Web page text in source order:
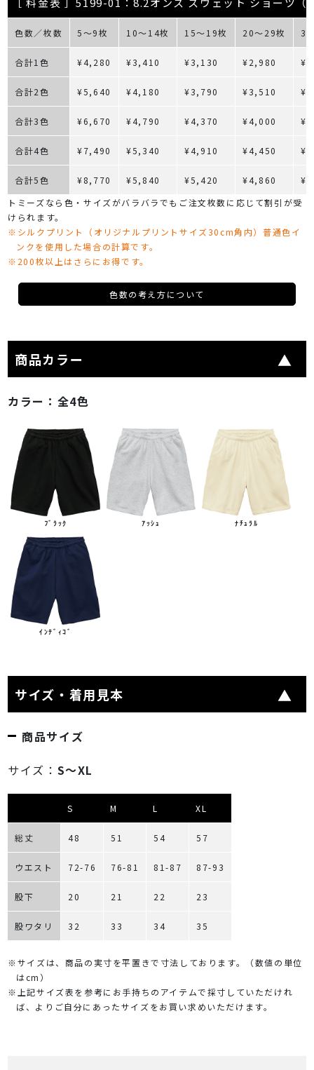
色数／枚数 5～9枚 10～14枚 15～19枚 20～29枚
合計1色 ¥4,280 ¥3,410 ¥3,130 ¥2,980
合計2色 ¥5,640 ¥4,180 ¥3,790 ¥3,510
合計3色 ¥6,670 ¥4,790 ¥4,370 ¥4,000
合計4色 ¥7,490 ¥5,340 ¥4,910 ¥4,450
合計5色 ¥8,770 ¥5,840 ¥5,420 ¥4,860
トミーズなら色・サイズがバラバラでもご注文枚数に応じて割引が受
けられます。
※シルクプリント（オリジナルプリントサイズ30cm角内）普通色イ
ンクを使用した場合の計算です。
※200枚以上はさらにお得です。
色数の考え方について
商品カラー
カラー： 全4色
ﾌﾞﾗｯｸ ｱｯｼｭ ﾅﾁｭﾗﾙ
ｲﾝﾃﾞｨｺﾞ
サイズ・着用見本
商品サイズ
サイズ： S～XL
S M L XL
総丈 48 51 54 57
ウエスト 72-76 76-81 81-87 87-93
股下 20 21 22 23
股ワタリ 32 33 34 35
※サイズは、商品の実寸を平置きで寸法しております。（数値の単位
はcm）
※上記サイズ表を参考にお手持ちのアイテムで採寸していただけれ
ば、よりご自分にあったサイズをお買い求めいただけます。